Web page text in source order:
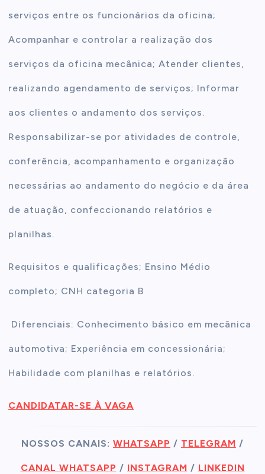
serviços entre os funcionários da oficina;
Acompanhar e controlar a realização dos
serviços da oficina mecânica; Atender clientes,
realizando agendamento de serviços; Informar
aos clientes o andamento dos serviços.
Responsabilizar-se por atividades de controle,
conferência, acompanhamento e organização
necessárias ao andamento do negócio e da área
de atuação, confeccionando relatórios e
planilhas.
Requisitos e qualificações; Ensino Médio
completo; CNH categoria B
Diferenciais: Conhecimento básico em mecânica
automotiva; Experiência em concessionária;
Habilidade com planilhas e relatórios.
CANDIDATAR-SE À VAGA
NOSSOS CANAIS: WHATSAPP / TELEGRAM /
CANAL WHATSAPP / INSTAGRAM / LINKEDIN